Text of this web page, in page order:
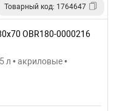
Товарный код: 1764647
OBR180-0000216
л • акриловые •